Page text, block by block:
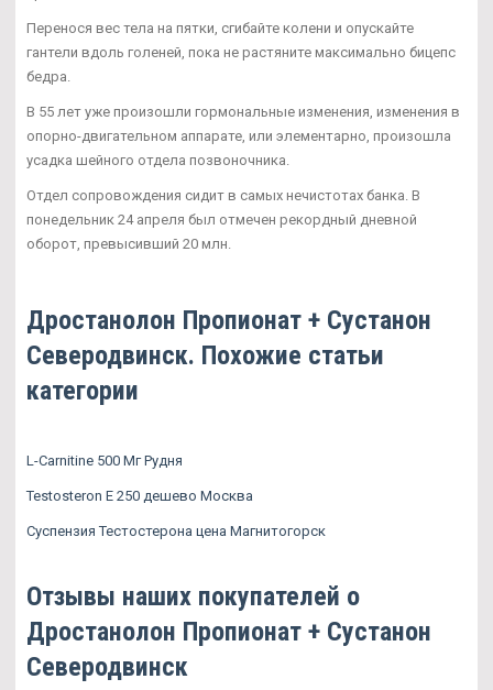
Перенося вес тела на пятки, сгибайте колени и опускайте
гантели вдоль голеней, пока не растяните максимально бицепс
бедра.
В 55 лет уже произошли гормональные изменения, изменения в
опорно-двигательном аппарате, или элементарно, произошла
усадка шейного отдела позвоночника.
Отдел сопровождения сидит в самых нечистотах банка. В
понедельник 24 апреля был отмечен рекордный дневной
оборот, превысивший 20 млн.
Дростанолон Пропионат + Сустанон
Северодвинск. Похожие статьи
категории
L-Carnitine 500 Мг Рудня
Testosteron E 250 дешево Москва
Суспензия Тестостерона цена Магнитогорск
Отзывы наших покупателей о
Дростанолон Пропионат + Сустанон
Северодвинск